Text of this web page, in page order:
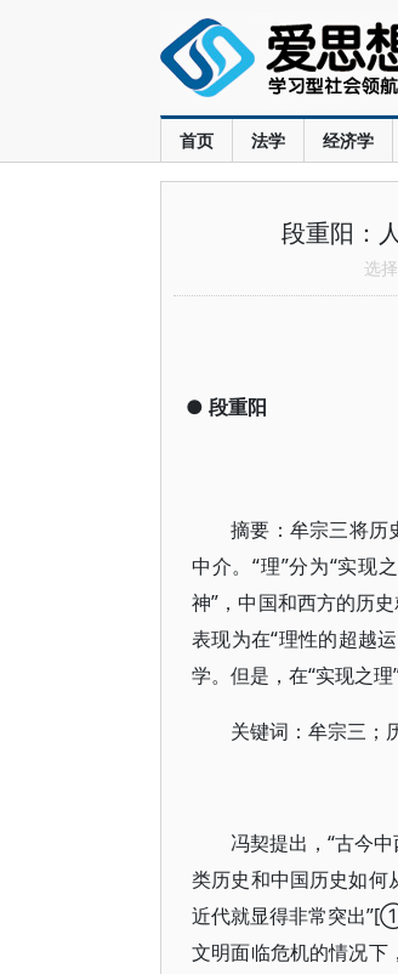
首页 法学 经济学
段重阳：
选
● 段重阳
摘要：牟宗三将历
中介。“理”分为“实现
神”，中国和西方的历
表现为在“理性的超越
学。但是，在“实现之
关键词：牟宗三；
冯契提出，“古今
类历史和中国历史如何
近代就显得非常突出
文明面临危机的情况